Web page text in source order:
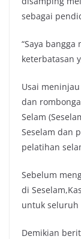
sebagai
“Saya
keterbatasan
Usai
dan
Selam
Seselam dan
pelatihan
Sebelum
di
untuk seluruh
Demikian